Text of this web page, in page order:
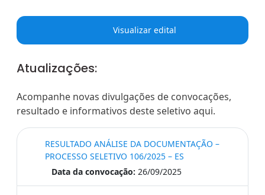
Visualizar edital
Atualizações:
Acompanhe novas divulgações de convocações,
resultado e informativos deste seletivo aqui.
RESULTADO ANÁLISE DA DOCUMENTAÇÃO –
PROCESSO SELETIVO 106/2025 – ES
Data da convocação: 26/09/2025